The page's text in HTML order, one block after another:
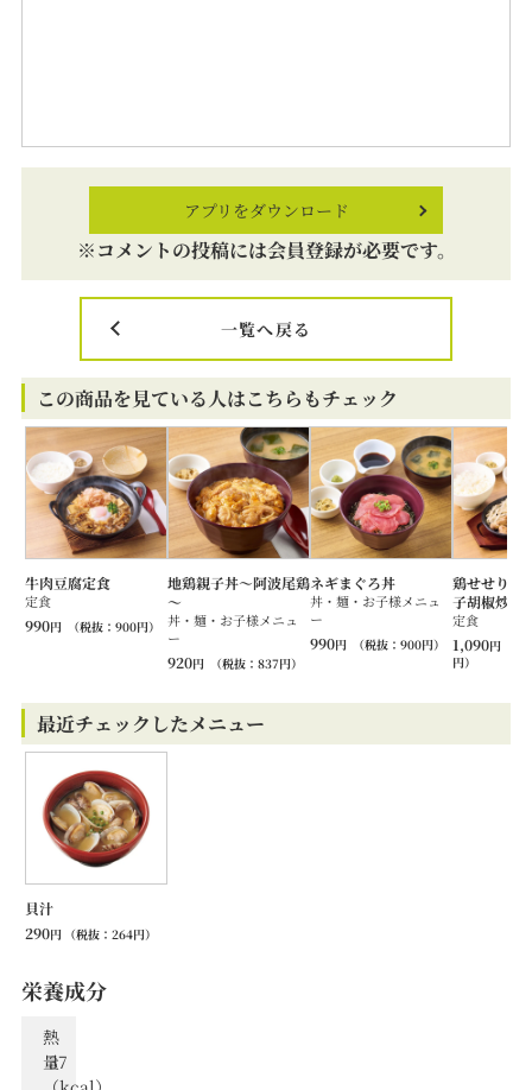
アプリをダウンロード
※コメントの投稿には会員登録が必要です。
一覧へ戻る
この商品を見ている人はこちらもチェック
牛肉豆腐定食
定食
990円 （税抜：900円）
地鶏親子丼～阿波尾鶏
～
丼・麺・お子様メニュ
ー
920円 （税抜：837円）
ネギまぐろ丼
丼・麺・お子様メニュ
ー
990円 （税抜：900円）
鶏せせりと
子胡椒炒め
定食
1,090円
円）
最近チェックしたメニュー
貝汁
290円 （税抜：264円）
栄養成分
熱
量
37